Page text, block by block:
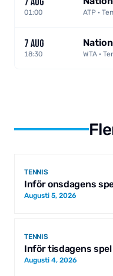
01:00 ATP ·
7 AUG
18:30 WTA ·
TENNIS
Inför onsdagens
Augusti 5, 2026
TENNIS
Inför tisdagens
Augusti 4, 2026